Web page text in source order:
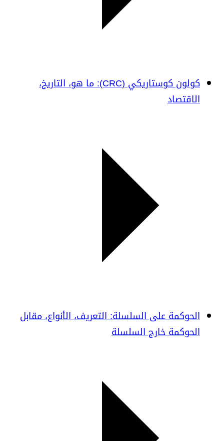
كولون كوستاريكي (CRC): ما هو، التاريخ،
الاقتصاد
الحوكمة على السلسلة: التعريف، الأنواع، مقابل
الحوكمة خارج السلسلة